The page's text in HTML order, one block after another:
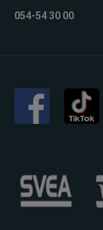
Mora
Myran
054-54 30 00